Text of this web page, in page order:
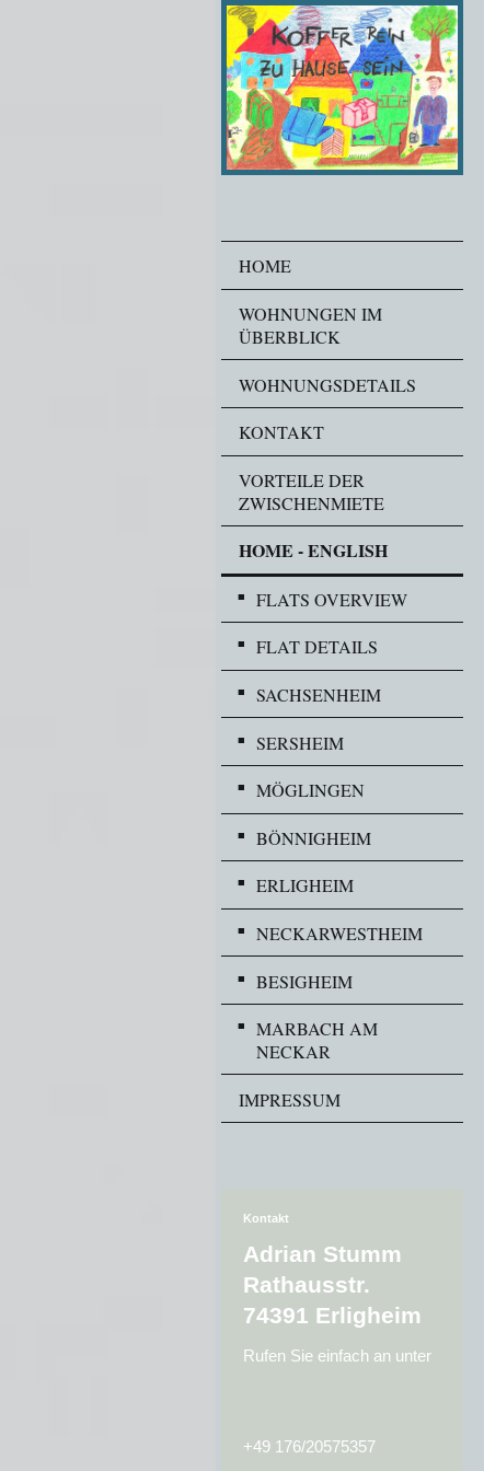
HOME
WOHNUNGEN IM
ÜBERBLICK
WOHNUNGSDETAILS
KONTAKT
VORTEILE DER
ZWISCHENMIETE
HOME - ENGLISH
FLATS OVERVIEW
FLAT DETAILS
SACHSENHEIM
SERSHEIM
MÖGLINGEN
BÖNNIGHEIM
ERLIGHEIM
NECKARWESTHEIM
BESIGHEIM
MARBACH AM
NECKAR
IMPRESSUM
Kontakt
Adrian Stumm
Rathausstr.
74391 Erligheim
Rufen Sie einfach an unter
+49 176/20575357